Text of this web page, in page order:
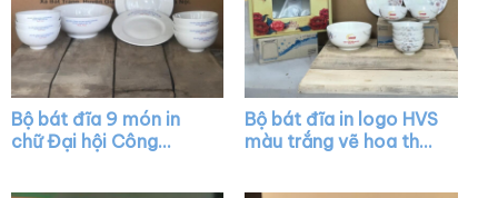
Bộ bát đĩa 9 món in
chữ Đại hội Công
Bộ bát đĩa in logo HVS
màu trắng vẽ hoa thủ